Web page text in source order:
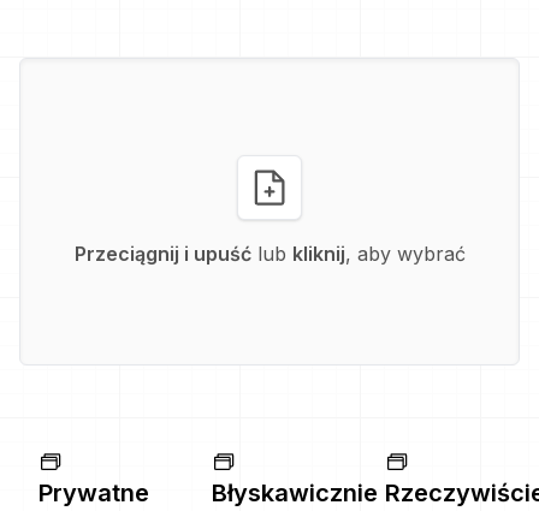
Przeciągnij i upuść lub kliknij, aby wybrać
Prywatne
Błyskawicznie